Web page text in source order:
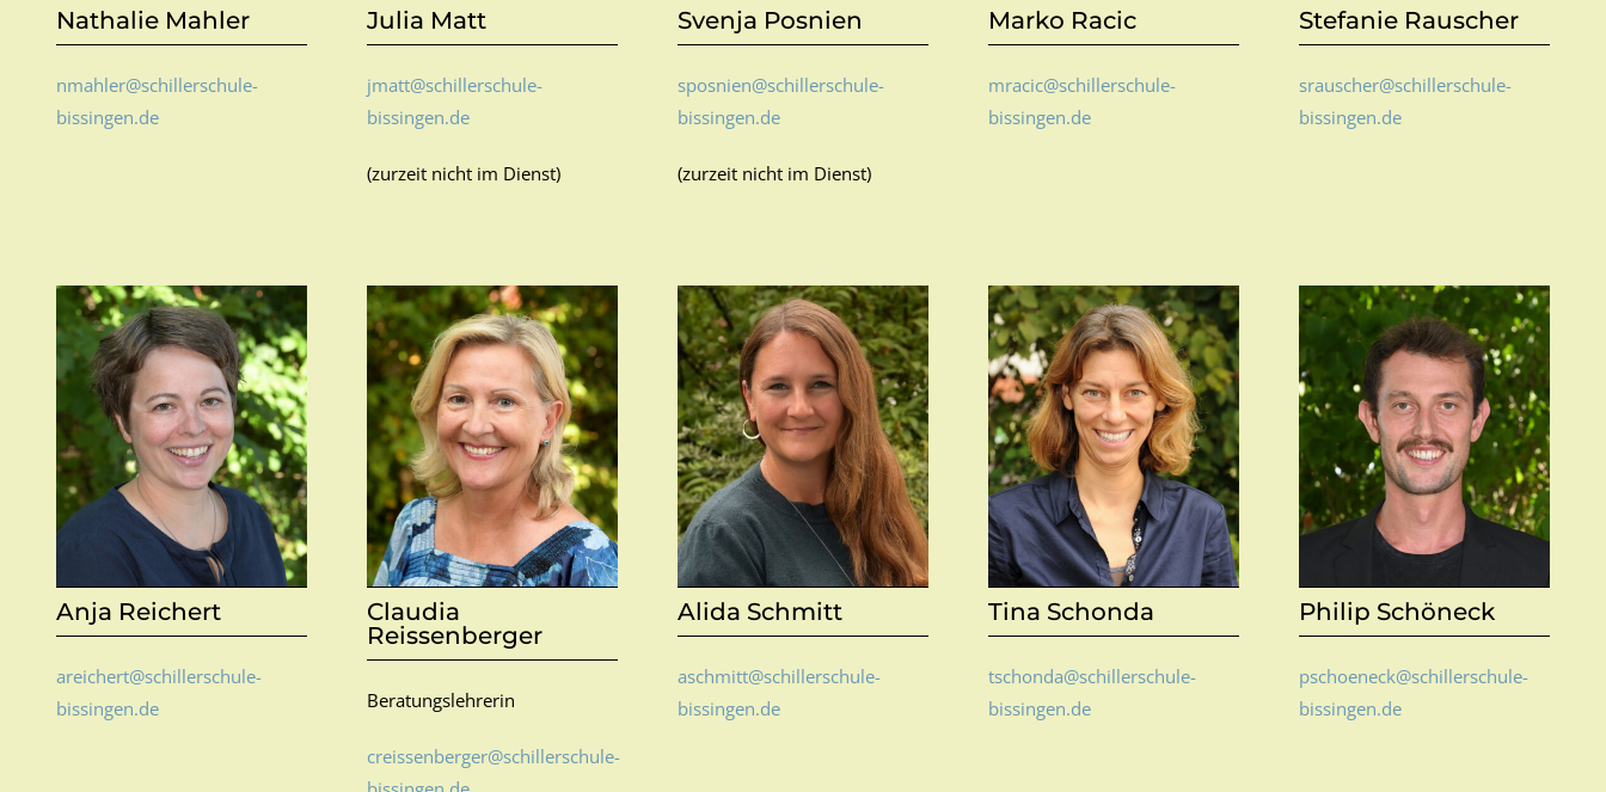
Nathalie Mahler
nmahler@schillerschule-
bissingen.de
Julia Matt
jmatt@schillerschule-
bissingen.de
(zurzeit nicht im Dienst)
Svenja Posnien
sposnien@schillerschule-
bissingen.de
(zurzeit nicht im Dienst)
Marko Racic
mracic@schillerschule-
bissingen.de
Stefanie Rauscher
srauscher@schillerschule-
bissingen.de
Anja Reichert
areichert@schillerschule-
bissingen.de
Claudia
Reissenberger
Beratungslehrerin
creissenberger@schillerschule-
Alida Schmitt
aschmitt@schillerschule-
bissingen.de
Tina Schonda
tschonda@schillerschule-
bissingen.de
Philip Schöneck
pschoeneck@schillerschule-
bissingen.de